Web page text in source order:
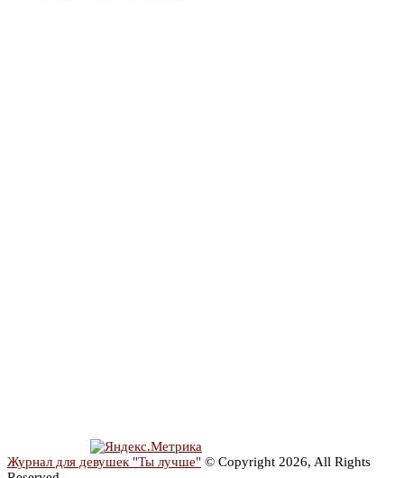
Журнал для девушек "Ты лучше" © Copyright 2026, All Rights